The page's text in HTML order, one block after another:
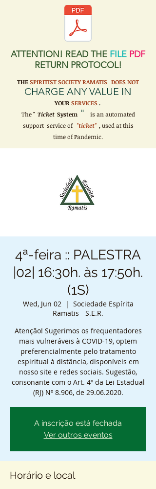
ATTENTION! READ THE FILE PDF
RETURN PROTOCOL!
THESPIRITIST SOCIETY RAMATIS DOES NOT
CHARGE ANY VALUE IN
YOUR SERVICES.
The " Ticket System"
is an automated
support service of "ticket" , used at this
time of Pandemic.
4ª-feira :: PALESTRA
|02| 16:30h. às 17:50h.
(1S)
Wed, Jun 02
  |
Sociedade Espírita
Ramatis - S.E.R.
Atenção! Sugerimos os frequentadores
mais vulneráveis à COVID-19, optem
preferencialmente pelo tratamento
espiritual à distância, disponíveis em
nosso site e redes sociais. Sugestão,
consonante com o Art. 4º da Lei Estadual
(RJ) Nº 8.906, de 29.06.2020.
A inscrição está fechada
Ver outros eventos
Horário e local